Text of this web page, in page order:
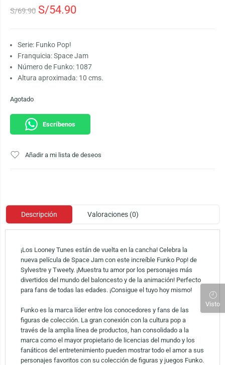
S/69.90 S/54.90
Serie: Funko Pop!
Franquicia: Space Jam
Número de Funko: 1087
Altura aproximada: 10 cms.
Agotado
Escríbenos
Añadir a mi lista de deseos
Descripción Valoraciones (0)
¡Los Looney Tunes están de vuelta en la cancha! Celebra la
nueva película de Space Jam con este increíble Funko Pop! de
Sylvestre y Tweety. ¡Muestra tu amor por los personajes más
divertidos del mundo del baloncesto y de la animación! Perfecto
para fans de todas las edades. ¡Consigue el tuyo hoy mismo!
Funko es la marca líder entre los conocedores y fans de las
figuras de colección. La gran conexión con la cultura pop a
través de la amplia línea de productos, han consolidado a la
marca como el mayor propietario de licencias del mundo y los
fanáticos del entretenimiento pueden mostrar todo el amor a sus
personajes favoritos con su colección de figuras y juegos Funko.
Visto